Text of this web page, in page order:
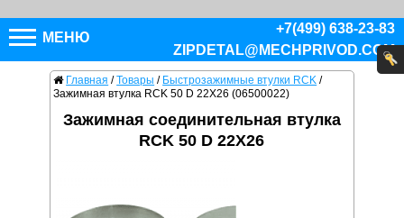
МЕНЮ
+7(499) 638-23-83
ZIPDETAL@MECHPRIVOD.COM
Главная / Товары / Быстрозажимные втулки RCK /
Зажимная втулка RCK 50 D 22X26 (06500022)
Зажимная соединительная втулка
RCK 50 D 22X26